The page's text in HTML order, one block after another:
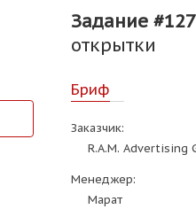
Задание
открытки
Бриф
Заказчик:
R.A.M. Advertising
Менеджер:
Марат